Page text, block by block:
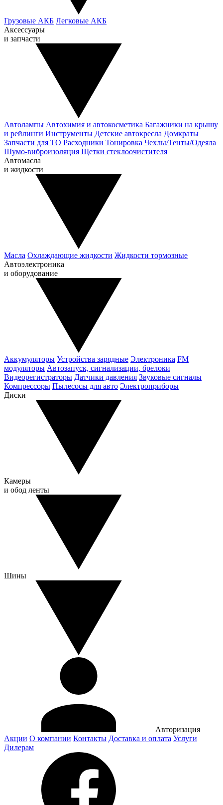
Грузовые АКБ Легковые АКБ
Аксессуары
и запчасти
Автолампы Автохимия и автокосметика Багажники на крышу
и рейлинги Инструменты Детские автокресла Домкраты
Запчасти для ТО Расходники Тонировка Чехлы/Тенты/Одеяла
Шумо-виброизоляция Щетки стеклоочистителя
Автомасла
и жидкости
Масла Охлаждающие жидкости Жидкости тормозные
Автоэлектроника
и оборудование
Аккумуляторы Устройства зарядные Электроника FM
модуляторы Автозапуск, сигнализации, брелоки
Видеорегистраторы Датчики давления Звуковые сигналы
Компрессоры Пылесосы для авто Электроприборы
Диски
Камеры
и обод ленты
Шины
Авторизация
Акции О компании Контакты Доставка и оплата Услуги
Дилерам